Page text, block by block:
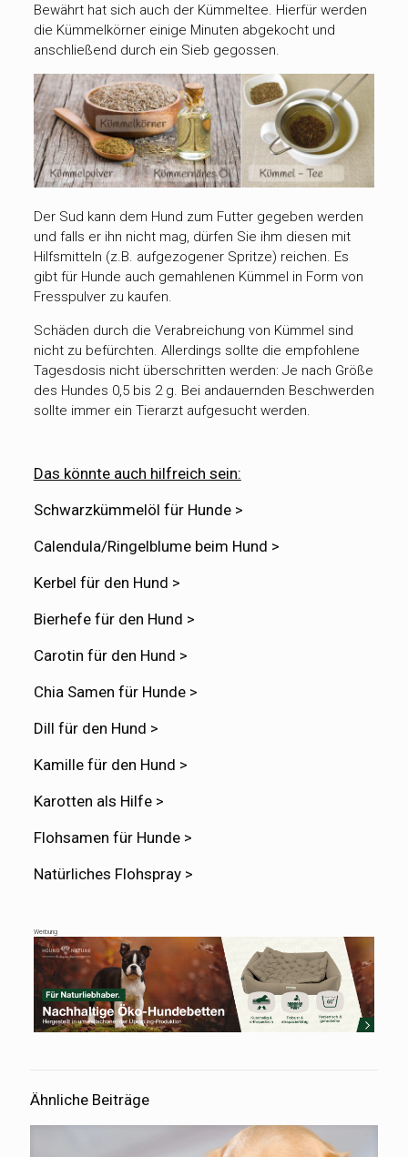
Bewährt hat sich auch der Kümmeltee. Hierfür werden
die Kümmelkörner einige Minuten abgekocht und
anschließend durch ein Sieb gegossen.
Der Sud kann dem Hund zum Futter gegeben werden
und falls er ihn nicht mag, dürfen Sie ihm diesen mit
Hilfsmitteln (z.B. aufgezogener Spritze) reichen. Es
gibt für Hunde auch gemahlenen Kümmel in Form von
Fresspulver zu kaufen.
Schäden durch die Verabreichung von Kümmel sind
nicht zu befürchten. Allerdings sollte die empfohlene
Tagesdosis nicht überschritten werden: Je nach Größe
des Hundes 0,5 bis 2 g. Bei andauernden Beschwerden
sollte immer ein Tierarzt aufgesucht werden.
Das könnte auch hilfreich sein:
Schwarzkümmelöl für Hunde >
Calendula/Ringelblume beim Hund >
Kerbel für den Hund >
Bierhefe für den Hund >
Carotin für den Hund >
Chia Samen für Hunde >
Dill für den Hund >
Kamille für den Hund >
Karotten als Hilfe >
Flohsamen für Hunde >
Natürliches Flohspray >
Werbung
Ähnliche Beiträge